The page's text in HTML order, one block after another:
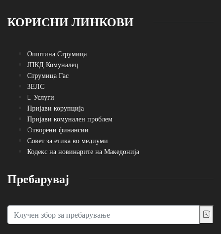
КОРИСНИ ЛИНКОВИ
Општина Струмица
ЈПКД Комуналец
Струмица Гас
ЗЕЛС
E-Услуги
Пријави корупција
Пријави комунален проблем
Oтворени финансии
Совет за етика во медиуми
Кодекс на новинарите на Македонија
Пребарувај